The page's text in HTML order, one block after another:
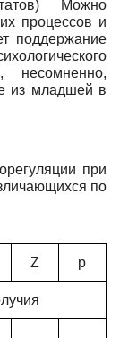
Можно
процессов и
поддержание
несомненно,
из младшей в
при
по
Z p